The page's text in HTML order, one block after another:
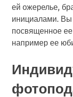
ей ожерелье,
инициалами. Вы
посвященное
например ее